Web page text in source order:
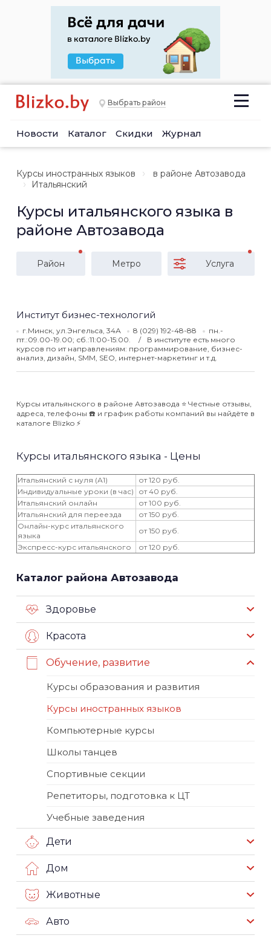
Выбрать район
Новости Каталог Скидки Журнал
Курсы иностранных языков
в районе Автозавода
Итальянский
Курсы итальянского языка в
районе Автозавода
Район Метро Услуга
Институт бизнес-технологий
г.Минск, ул.Энгельса, 34А 8 (029) 192-48-88
пн.-
пт.:09.00-19.00; сб.:11:00-15:00.
В институте есть много
курсов по ит направлениям: программирование, бизнес-
анализ, дизайн, SMM, SEO, интернет-маркетинг и т.д.
Курсы итальянского в районе Автозавода ⭐️ Честные отзывы,
адреса, телефоны ☎️ и график работы компаний вы найдёте в
каталоге Blizko ⚡️
Курсы итальянского языка - Цены
Итальянский с нуля (А1)
от 120 руб.
Индивидуальные уроки (в час)
от 40 руб.
Итальянский онлайн
от 100 руб.
Итальянский для переезда
от 150 руб.
Онлайн-курс итальянского
языка
от 150 руб.
Экспресс-курс итальянского
от 120 руб.
Каталог района Автозавода
Здоровье
Красота
Обучение, развитие
Курсы образования и развития
Курсы иностранных языков
Компьютерные курсы
Школы танцев
Спортивные секции
Репетиторы, подготовка к ЦТ
Учебные заведения
Дети
Дом
Животные
Авто